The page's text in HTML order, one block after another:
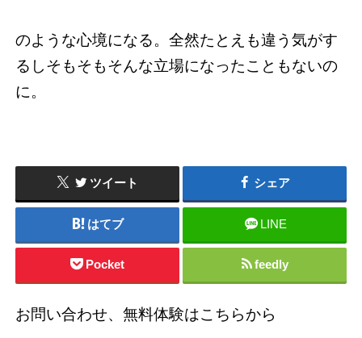
のような心境になる。全然たとえも違う気がす
るしそもそもそんな立場になったこともないの
に。
ツイート シェア
はてブ LINE
Pocket feedly
お問い合わせ、無料体験はこちらから